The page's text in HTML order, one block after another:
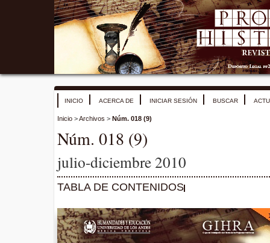
INICIO ACERCA DE INICIAR SESIÓN BUSCAR
Inicio >Archivos > Núm. 018 (9)
Núm. 018 (9)
julio-diciembre 2010
TABLA DE CONTENIDOS